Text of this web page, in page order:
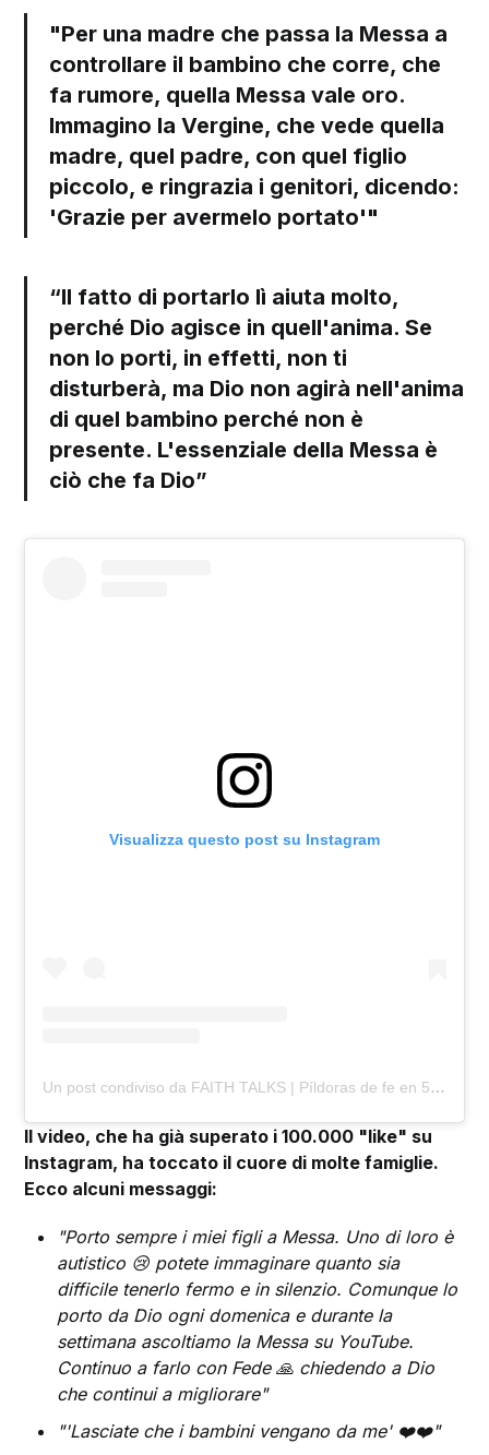
"Per una madre che passa la Messa a
controllare il bambino che corre, che
fa rumore, quella Messa vale oro.
Immagino la Vergine, che vede quella
madre, quel padre, con quel figlio
piccolo, e ringrazia i genitori, dicendo:
'Grazie per avermelo portato'"
“Il fatto di portarlo lì aiuta molto,
perché Dio agisce in quell'anima. Se
non lo porti, in effetti, non ti
disturberà, ma Dio non agirà nell'anima
di quel bambino perché non è
presente. L'essenziale della Messa è
ciò che fa Dio”
Visualizza questo post su Instagram
Un post condiviso da FAITH TALKS | Píldoras de fe en 5 minutos (@faithtalks_podcast)
Il video, che ha già superato i 100.000 "like" su
Instagram, ha toccato il cuore di molte famiglie.
Ecco alcuni messaggi:
"Porto sempre i miei figli a Messa. Uno di loro è
autistico 😢 potete immaginare quanto sia
difficile tenerlo fermo e in silenzio. Comunque lo
porto da Dio ogni domenica e durante la
settimana ascoltiamo la Messa su YouTube.
Continuo a farlo con Fede 🙏 chiedendo a Dio
che continui a migliorare"
"'Lasciate che i bambini vengano da me' ❤️❤️"